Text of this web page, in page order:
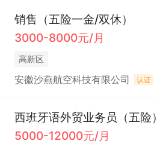
销售（五险一金/双休）
3000-8000元/月
高新区
安徽沙燕航空科技有限公司 认证
西班牙语外贸业务员（五险）
5000-12000元/月